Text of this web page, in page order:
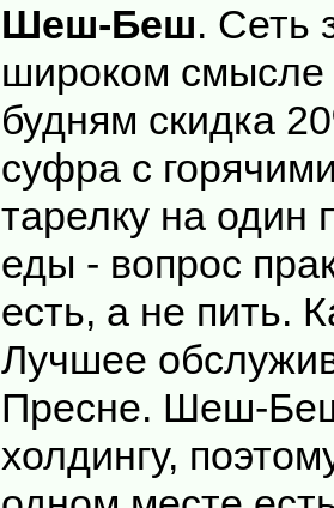
Шеш-Беш. Сеть
широком смысле
будням скидка
суфра с
тарелку на один
еды - вопрос
есть, а не пить.
Лучшее
Пресне. Шеш-
холдингу,